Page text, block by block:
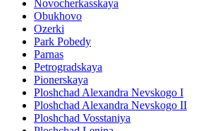
Novocherkasskaya
Obukhovo
Ozerki
Park Pobedy
Parnas
Petrogradskaya
Pionerskaya
Ploshchad Alexandra Nevskogo I
Ploshchad Alexandra Nevskogo II
Ploshchad Vosstaniya